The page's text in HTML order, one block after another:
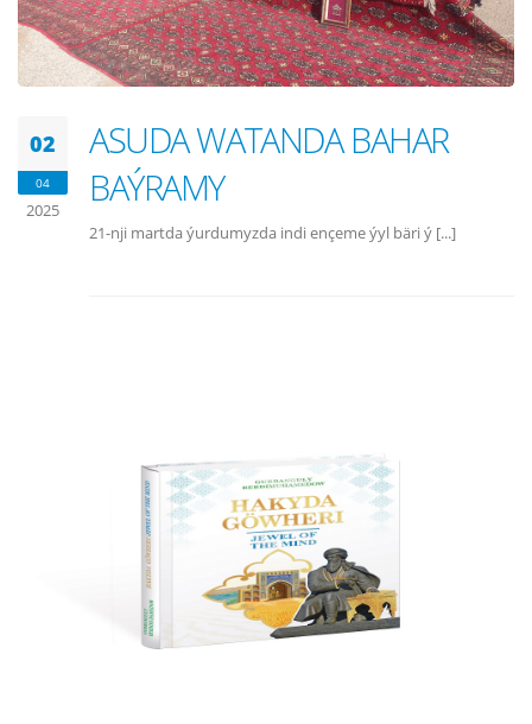
02
04
2025
ASUDA WATANDA BAHAR
BAÝRAMY
21-nji martda ýurdumyzda indi ençeme ýyl bäri ý [...]